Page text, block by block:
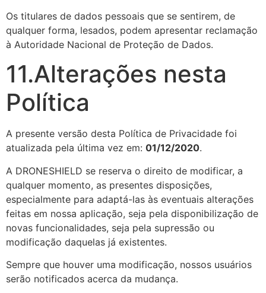
Os titulares de dados pessoais que se sentirem, de
qualquer forma, lesados, podem apresentar reclamação
à Autoridade Nacional de Proteção de Dados.
11.Alterações nesta
Política
A presente versão desta Política de Privacidade foi
atualizada pela última vez em: 01/12/2020.
A DRONESHIELD se reserva o direito de modificar, a
qualquer momento, as presentes disposições,
especialmente para adaptá-las às eventuais alterações
feitas em nossa aplicação, seja pela disponibilização de
novas funcionalidades, seja pela supressão ou
modificação daquelas já existentes.
Sempre que houver uma modificação, nossos usuários
serão notificados acerca da mudança.